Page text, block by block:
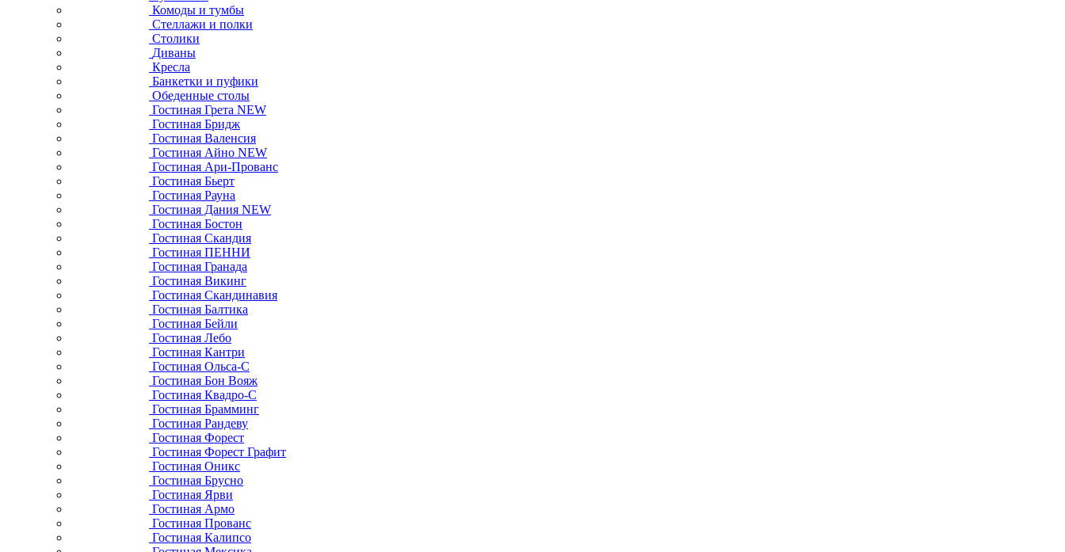
Комоды и тумбы
Стеллажи и полки
Столики
Диваны
Кресла
Банкетки и пуфики
Обеденные столы
Гостиная Грета NEW
Гостиная Бридж
Гостиная Валенсия
Гостиная Айно NEW
Гостиная Ари-Прованс
Гостиная Бьерт
Гостиная Рауна
Гостиная Дания NEW
Гостиная Бостон
Гостиная Скандия
Гостиная ПЕННИ
Гостиная Гранада
Гостиная Викинг
Гостиная Скандинавия
Гостиная Балтика
Гостиная Бейли
Гостиная Лебо
Гостиная Кантри
Гостиная Ольса-С
Гостиная Бон Вояж
Гостиная Квадро-С
Гостиная Брамминг
Гостиная Рандеву
Гостиная Форест
Гостиная Форест Графит
Гостиная Оникс
Гостиная Брусно
Гостиная Ярви
Гостиная Армо
Гостиная Прованс
Гостиная Калипсо